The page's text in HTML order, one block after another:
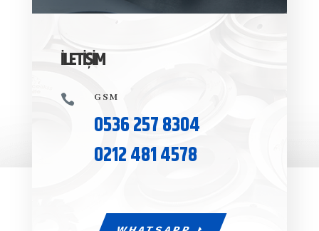
İLETİŞİM
 GSM
0536 257 8304
0212 481 4578